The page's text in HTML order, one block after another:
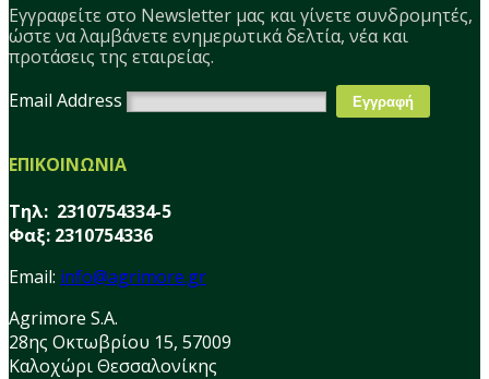
Εγγραφείτε στο Νewsletter μας και γίνετε συνδρομητές,
ώστε να λαμβάνετε ενημερωτικά δελτία, νέα και
προτάσεις της εταιρείας.
Email Address
ΕΠΙΚΟΙΝΩΝΙΑ
Τηλ: 2310754334-5
Φαξ: 2310754336
Email: info@agrimore.gr
Agrimore S.A.
28ης Οκτωβρίου 15, 57009
Καλοχώρι Θεσσαλονίκης